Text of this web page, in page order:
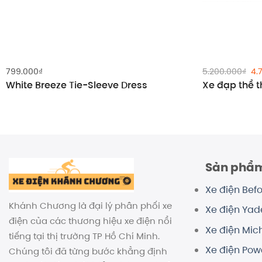
799.000₫
White Breeze Tie-Sleeve Dress
5.200.000₫
gốc
là:
Xe đạp thể
Khánh Chương là đại lý phân phối xe
điện của các thương hiệu xe điện nổi
tiếng tại thị trường TP Hồ Chí Minh.
Chúng tôi đã từng bước khẳng định
Sản
Xe điện
Xe điện
Xe điện
Xe điện